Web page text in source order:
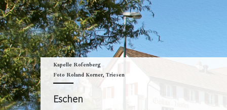
Kapelle Rofenberg
Foto Roland Korner, Triesen
Eschen